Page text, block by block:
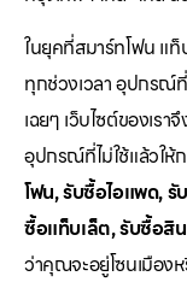
ในยุคที่สมาร์ทโฟน แ
ทุกช่วงเวลา อุปกรณ์
เฉยๆ เว็บไซต์ของเร
อุปกรณ์ที่ไม่ใช้แล้วให้
โฟน, รับซื้อไอแพด,
ซื้อแท็บเล็ต, รับซื้อสิ
ว่าคุณจะอยู่โซนเมือง